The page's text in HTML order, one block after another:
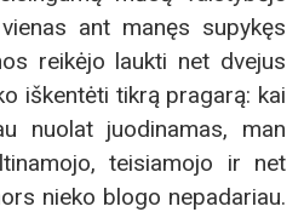
ant manęs supykęs
reikėjo laukti net dvejus
iškentėti tikrą pragarą: kai
nuolat juodinamas, man
teisiamojo ir net
nieko blogo nepadariau.